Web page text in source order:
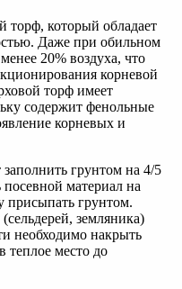
торф, который обладает
Даже при обильном
20% воздуха, что
корневой
торф имеет
содержит фенольные
корневых и
грунтом на 4/5
материал на
присыпать грунтом.
земляника)
необходимо накрыть
теплое место до